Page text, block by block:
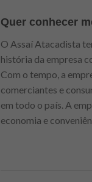
Quer conhecer
O Assaí Atacadista
história da empresa
Com o tempo, a
comerciantes e
em todo o país. A
economia e